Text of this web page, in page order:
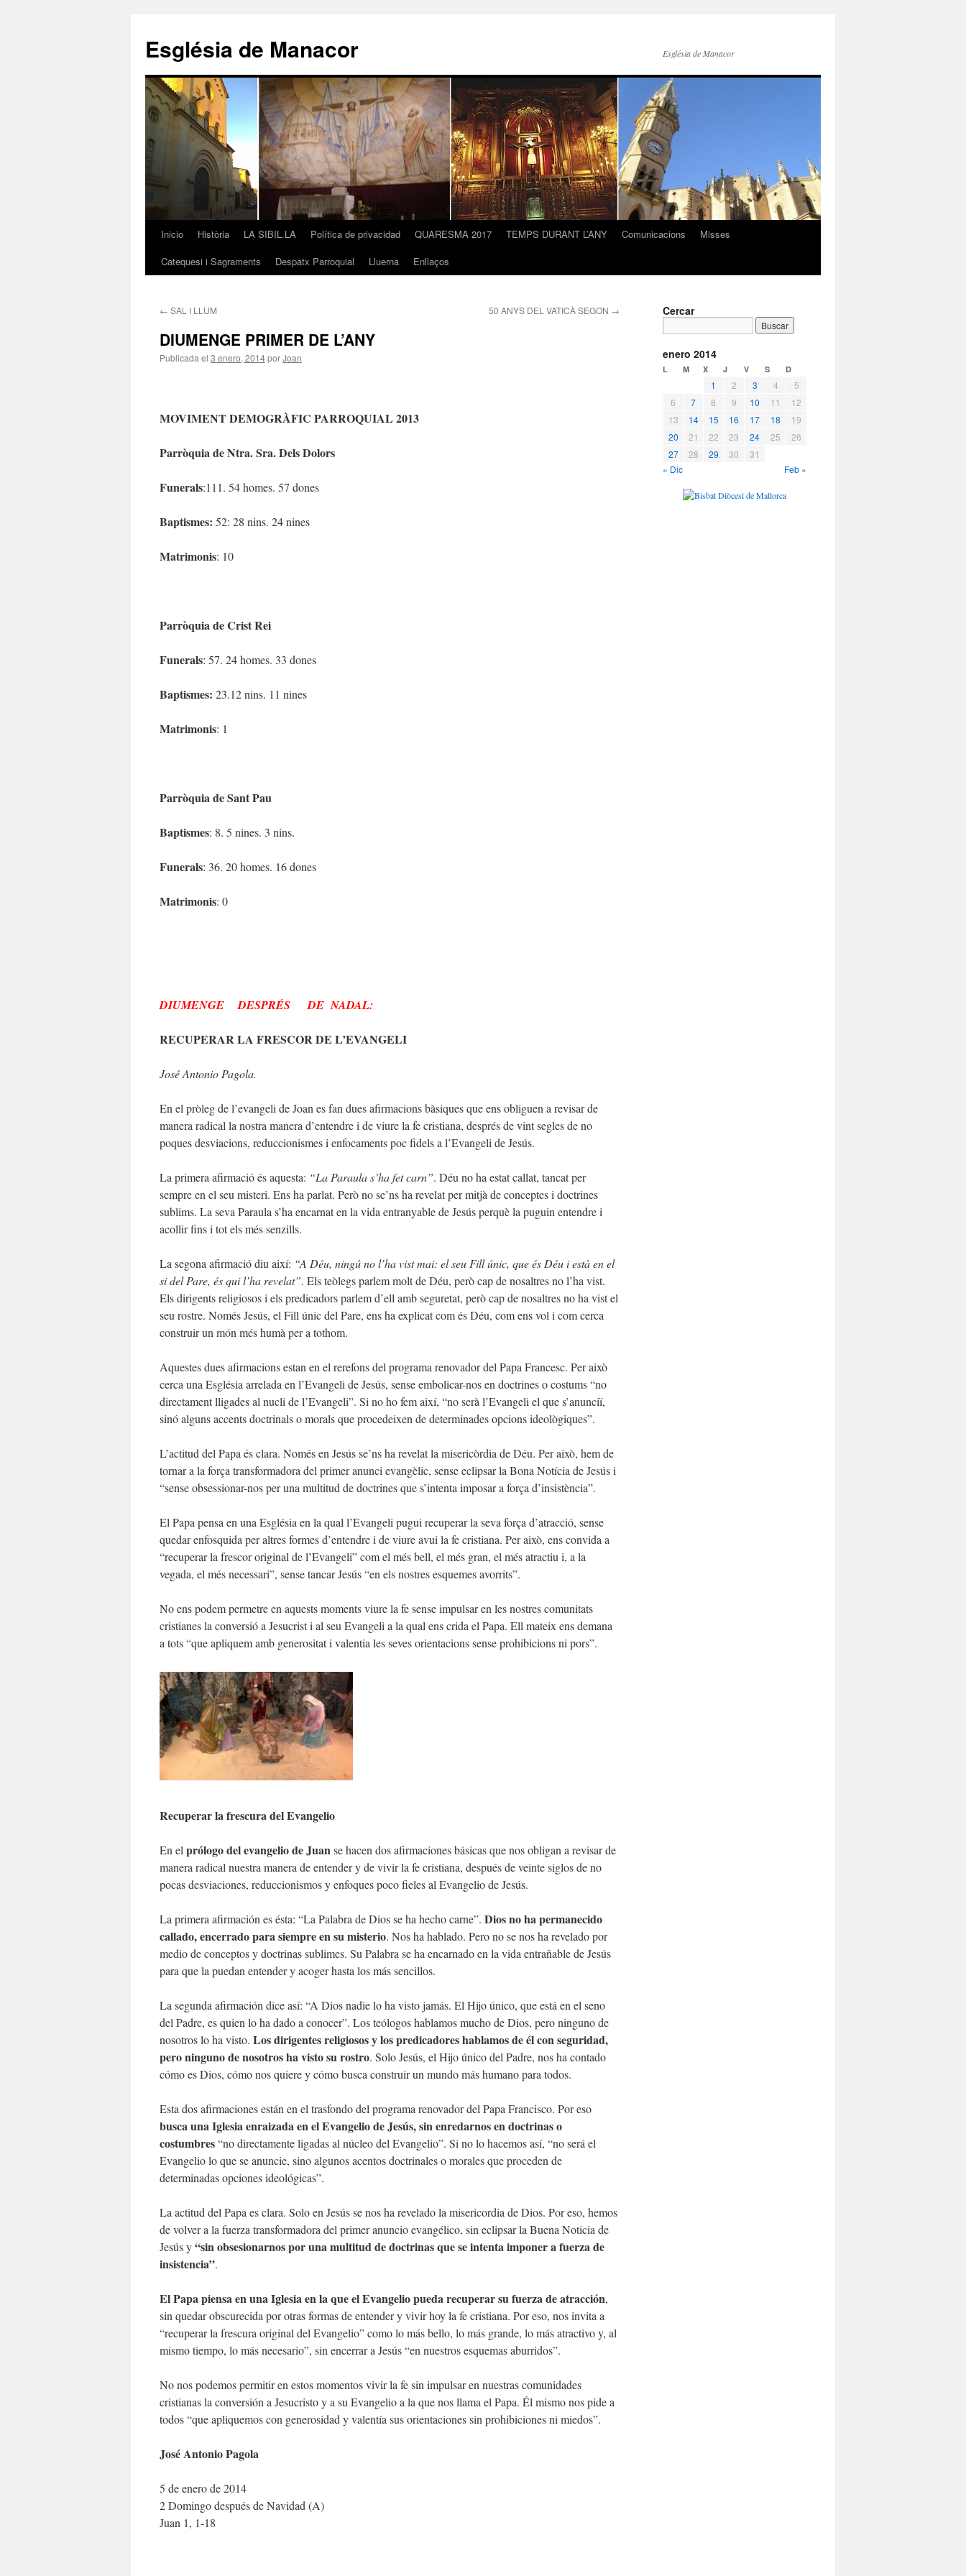
contenido
Església de Manacor Església de Manacor
Inicio Història LA SIBIL.LA Política de privacidad QUARESMA 2017 TEMPS DURANT L’ANY Comunicacions
Misses
Catequesi i Sagraments
Despatx Parroquial Lluerna Enllaços
← SAL I LLUM 50 ANYS DEL VATICÀ SEGON →
DIUMENGE PRIMER DE L’ANY
Publicada el 3 enero, 2014porJoan
MOVIMENT DEMOGRÀFIC PARROQUIAL 2013
Parròquia de Ntra. Sra. Dels Dolors
Funerals:111. 54 homes. 57 dones
Baptismes: 52: 28 nins. 24 nines
Matrimonis: 10
Parròquia de Crist Rei
Funerals: 57. 24 homes. 33 dones
Baptismes: 23.12 nins. 11 nines
Matrimonis: 1
Parròquia de Sant Pau
Baptismes: 8. 5 nines. 3 nins.
Funerals: 36. 20 homes. 16 dones
Matrimonis: 0
DIUMENGE DESPRÉS DE NADAL:
RECUPERAR LA FRESCOR DE L’EVANGELI
José Antonio Pagola.
En el pròleg de l’evangeli de Joan es fan dues afirmacions bàsiques que ens obliguen a revisar de
manera radical la nostra manera d’entendre i de viure la fe cristiana, després de vint segles de no
poques desviacions, reduccionismes i enfocaments poc fidels a l’Evangeli de Jesús.
La primera afirmació és aquesta: “La Paraula s’ha fet carn”. Déu no ha estat callat, tancat per
sempre en el seu misteri. Ens ha parlat. Però no se’ns ha revelat per mitjà de conceptes i doctrines
sublims. La seva Paraula s’ha encarnat en la vida entranyable de Jesús perquè la puguin entendre i
acollir fins i tot els més senzills.
La segona afirmació diu així: “A Déu, ningú no l’ha vist mai: el seu Fill únic, que és Déu i està en el
si del Pare, és qui l’ha revelat”. Els teòlegs parlem molt de Déu, però cap de nosaltres no l’ha vist.
Els dirigents religiosos i els predicadors parlem d’ell amb seguretat, però cap de nosaltres no ha vist el
seu rostre. Només Jesús, el Fill únic del Pare, ens ha explicat com és Déu, com ens vol i com cerca
construir un món més humà per a tothom.
Aquestes dues afirmacions estan en el rerefons del programa renovador del Papa Francesc. Per això
cerca una Església arrelada en l’Evangeli de Jesús, sense embolicar-nos en doctrines o costums “no
directament lligades al nucli de l’Evangeli”. Si no ho fem així, “no serà l’Evangeli el que s’anunciï,
sinó alguns accents doctrinals o morals que procedeixen de determinades opcions ideològiques”.
L’actitud del Papa és clara. Només en Jesús se’ns ha revelat la misericòrdia de Déu. Per això, hem de
tornar a la força transformadora del primer anunci evangèlic, sense eclipsar la Bona Notícia de Jesús i
“sense obsessionar-nos per una multitud de doctrines que s’intenta imposar a força d’insistència”.
El Papa pensa en una Església en la qual l’Evangeli pugui recuperar la seva força d’atracció, sense
quedar enfosquida per altres formes d’entendre i de viure avui la fe cristiana. Per això, ens convida a
“recuperar la frescor original de l’Evangeli” com el més bell, el més gran, el més atractiu i, a la
vegada, el més necessari”, sense tancar Jesús “en els nostres esquemes avorrits”.
No ens podem permetre en aquests moments viure la fe sense impulsar en les nostres comunitats
cristianes la conversió a Jesucrist i al seu Evangeli a la qual ens crida el Papa. Ell mateix ens demana
a tots “que apliquem amb generositat i valentia les seves orientacions sense prohibicions ni pors”.
Recuperar la frescura del Evangelio
En el prólogo del evangelio de Juanse hacen dos afirmaciones básicas que nos obligan a revisar de
manera radical nuestra manera de entender y de vivir la fe cristiana, después de veinte siglos de no
pocas desviaciones, reduccionismos y enfoques poco fieles al Evangelio de Jesús.
La primera afirmación es ésta: “La Palabra de Dios se ha hecho carne”. Dios no ha permanecido
callado, encerrado para siempre en su misterio. Nos ha hablado. Pero no se nos ha revelado por
medio de conceptos y doctrinas sublimes. Su Palabra se ha encarnado en la vida entrañable de Jesús
para que la puedan entender y acoger hasta los más sencillos.
La segunda afirmación dice así: “A Dios nadie lo ha visto jamás. El Hijo único, que está en el seno
del Padre, es quien lo ha dado a conocer”. Los teólogos hablamos mucho de Dios, pero ninguno de
nosotros lo ha visto. Los dirigentes religiosos y los predicadores hablamos de él con seguridad,
pero ninguno de nosotros ha visto su rostro. Solo Jesús, el Hijo único del Padre, nos ha contado
cómo es Dios, cómo nos quiere y cómo busca construir un mundo más humano para todos.
Esta dos afirmaciones están en el trasfondo del programa renovador del Papa Francisco. Por eso
busca una Iglesia enraizada en el Evangelio de Jesús, sin enredarnos en doctrinas o
costumbres“no directamente ligadas al núcleo del Evangelio”. Si no lo hacemos así, “no será el
Evangelio lo que se anuncie, sino algunos acentos doctrinales o morales que proceden de
determinadas opciones ideológicas”.
La actitud del Papa es clara. Solo en Jesús se nos ha revelado la misericordia de Dios. Por eso, hemos
de volver a la fuerza transformadora del primer anuncio evangélico, sin eclipsar la Buena Noticia de
Jesús y“sin obsesionarnos por una multitud de doctrinas que se intenta imponer a fuerza de
insistencia”.
El Papa piensa en una Iglesia en la que el Evangelio pueda recuperar su fuerza de atracción,
sin quedar obscurecida por otras formas de entender y vivir hoy la fe cristiana. Por eso, nos invita a
“recuperar la frescura original del Evangelio” como lo más bello, lo más grande, lo más atractivo y, al
mismo tiempo, lo más necesario”, sin encerrar a Jesús “en nuestros esquemas aburridos”.
No nos podemos permitir en estos momentos vivir la fe sin impulsar en nuestras comunidades
cristianas la conversión a Jesucristo y a su Evangelio a la que nos llama el Papa. Él mismo nos pide a
todos “que apliquemos con generosidad y valentía sus orientaciones sin prohibiciones ni miedos”.
José Antonio Pagola
5 de enero de 2014
2 Domingo después de Navidad (A)
Juan 1, 1-18
Cercar
enero 2014
L M X J V S D
1 2 3 4
5
6
7 8 9 10 11
12
13
14 15 16 17 18
19
20
21 22 23 24 25
26
27
28 29 30
31
« Dic
Feb »